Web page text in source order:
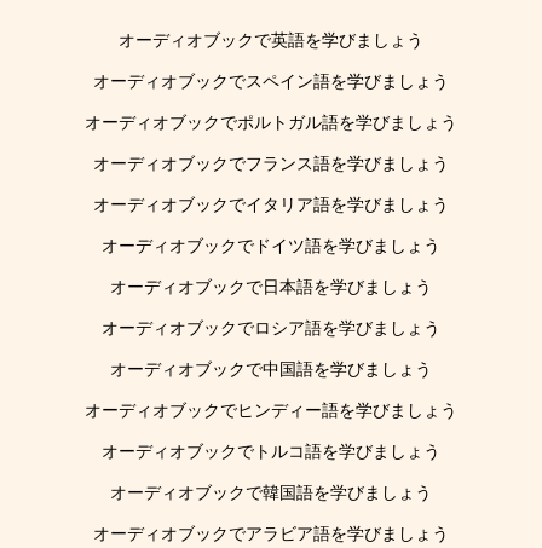
オーディオブックで英語を学びましょう
オーディオブックでスペイン語を学びましょう
オーディオブックでポルトガル語を学びましょう
オーディオブックでフランス語を学びましょう
オーディオブックでイタリア語を学びましょう
オーディオブックでドイツ語を学びましょう
オーディオブックで日本語を学びましょう
オーディオブックでロシア語を学びましょう
オーディオブックで中国語を学びましょう
オーディオブックでヒンディー語を学びましょう
オーディオブックでトルコ語を学びましょう
オーディオブックで韓国語を学びましょう
オーディオブックでアラビア語を学びましょう